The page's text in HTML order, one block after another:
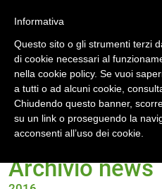
Home News Archivio 2016
Archivio news
Informativa
Questo sito o gli strumenti terzi
di cookie necessari al
nella cookie policy. Se vuoi
a tutti o ad alcuni cookie,
Chiudendo questo banner,
su un link o proseguendo la
acconsenti all’uso dei cookie.